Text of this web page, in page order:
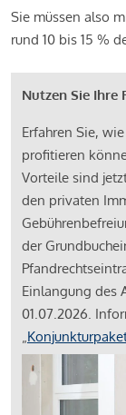
Sie müssen also
rund 10 bis 15 %
Nutzen Sie Ihre
Erfahren Sie,
profitieren
Vorteile sind
den privaten
der
Einlangung des
01.07.2026.
„